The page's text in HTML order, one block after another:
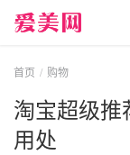
首页 购物
淘宝超级
用处